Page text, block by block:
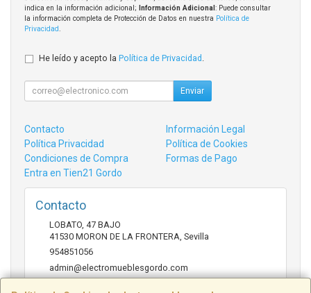
indica en la información adicional;
Información Adicional : Puede consultar
la información completa de Protección de Datos en nuestra Política de
Privacidad
He leído y acepto la Política de Privacidad
Enviar
Contacto
Información Legal
Política Privacidad
Política de Cookies
Condiciones de Compra
Formas de Pago
Entra en Tien21 Gordo
Contacto
LOBATO, 47 BAJO
41530 MORON DE LA FRONTERA Sevilla
954851056
admin@electromueblesgordo.com